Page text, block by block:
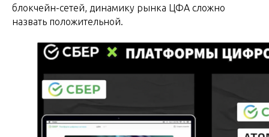
блокчейн-сетей, динамику рынка ЦФА сложно
назвать положительной.